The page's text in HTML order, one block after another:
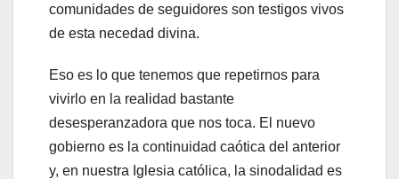
comunidades de seguidores son testigos vivos
de esta necedad divina.
Eso es lo que tenemos que repetirnos para
vivirlo en la realidad bastante
desesperanzadora que nos toca. El nuevo
gobierno es la continuidad caótica del anterior
y, en nuestra Iglesia católica, la sinodalidad es